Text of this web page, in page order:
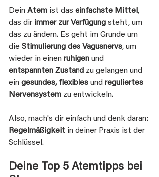
Dein Atem ist das einfachste Mittel ,
das dir immer zur Verfügung steht, um
das zu ändern. Es geht im Grunde um
die Stimulierung des Vagusnervs, um
wieder in einen ruhigen und
entspannten Zustand zu gelangen und
ein gesundes, flexibles und reguliertes
Nervensystem zu entwickeln.
Also, mach's dir einfach und denk daran:
Regelmäßigkeit in deiner Praxis ist der
Schlüssel.
Deine Top 5 Atemtipps bei